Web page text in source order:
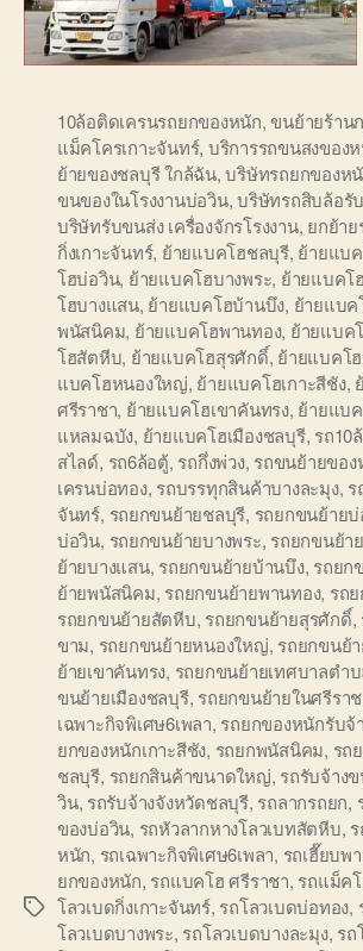
Tags
10ล้อติดเครนรถยกของหนัก,ขนย้ายร้าน
แม็คโครเกาะจันทร์, บริการรถขนสงของ
ย้ายของชลบุรี ใกล้ฉัน,บริษัทรถยกของห
ขนของในโรงงานบ่อวิน,บริษัทรถสิบล้อรั
บริษัทรับขนส่ง เครื่องจักรโรงงาน, ยกย้าย
กิ่งเกาะจันทร์, ย้ายแบคโฮชลบุรี, ย้ายแบ
โฮบ่อวิน, ย้ายแบคโฮบางพระ, ย้ายแบคโ
โฮบางแสน, ย้ายแบคโฮบ้านบึง, ย้ายแบค
พนัสนิคม, ย้ายแบคโฮพานทอง, ย้ายแบค
โฮสัตหีบ, ย้ายแบคโฮสุรศักดิ์, ย้ายแบคโ
แบคโฮหนองใหญ่, ย้ายแบคโฮเกาะสีชัง,
ศรีราชา, ย้ายแบคโฮเขาคันทรง, ย้ายแบ
แหลมฉบัง, ย้ายแบคโฮเมืองชลบุรี, รถ10
สไลด์, รถ6ล้อตู้, รถกึ่งพ่วง, รถขนย้ายขอ
เครนบ่อทอง, รถบรรทุกสินค้าบางละมุง, ร
จันทร์, รถยกขนย้ายชลบุรี, รถยกขนย้าย
บ่อวิน, รถยกขนย้ายบางพระ, รถยกขนย้า
ย้ายบางแสน, รถยกขนย้ายบ้านบึง, รถยก
ย้ายพนัสนิคม, รถยกขนย้ายพานทอง, รถ
รถยกขนย้ายสัตหีบ, รถยกขนย้ายสุรศักดิ์,
ขาม, รถยกขนย้ายหนองใหญ่, รถยกขนย้า
ย้ายเขาคันทรง, รถยกขนย้ายเทศบาลตำ
ขนย้ายเมืองชลบุรี, รถยกขนย้ายในศรีรา
เฉพาะกิจพิเศษ6เพลา, รถยกของหนักรับจ้
ยกของหนักเกาะสีชัง, รถยกพนัสนิคม, รถ
ชลบุรี, รถยกสินค้าขนาดใหญ่, รถรับจ้าง
วิน, รถรับจ้างจังหวัดชลบุรี, รถลากรถยก,
ของบ่อวิน, รถหัวลากหางโลวเบทสัตหีบ,
หนัก, รถเฉพาะกิจพิเศษ6เพลา, รถเฮี๊ยบพ
ยกของหนัก, รถแบคโฮ ศรีราชา, รถแม็ค
โลวเบดกิ่งเกาะจันทร์, รถโลวเบดบ่อทอง,
โลวเบดบางพระ, รถโลวเบดบางละมุง, รถ